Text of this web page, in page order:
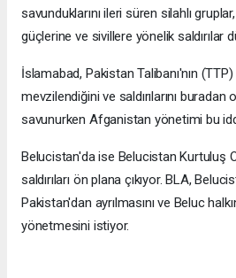
savunduklarını ileri süren silahlı
güçlerine ve sivillere yönelik saldırılar
İslamabad, Pakistan Talibanı'nın
mevzilendiğini ve saldırılarını
savunurken Afganistan yönetimi bu
Belucistan'da ise Belucistan Kurtuluş
saldırıları ön plana çıkıyor. BLA,
Pakistan'dan ayrılmasını ve Beluc
yönetmesini istiyor.